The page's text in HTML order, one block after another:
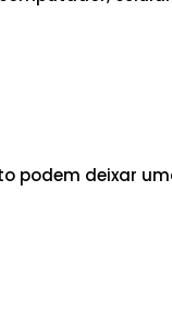
podem deixar